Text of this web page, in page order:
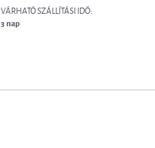
VÁRHATÓ SZÁLLÍTÁSI IDŐ:
3 nap